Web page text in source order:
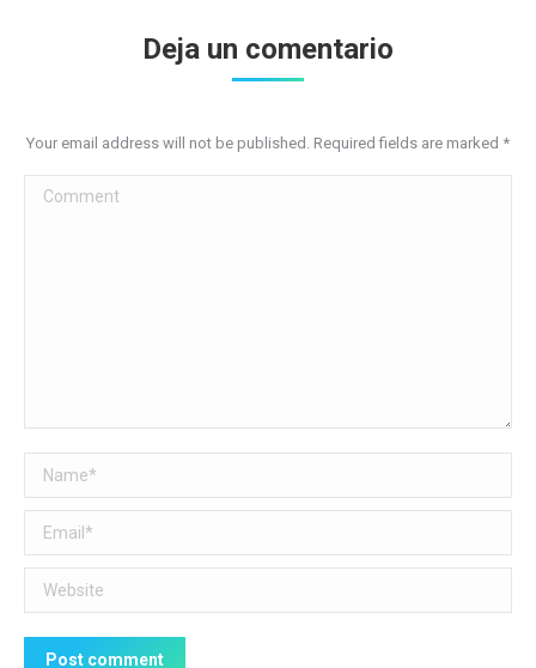
Deja un comentario
Your email address will not be published. Required fields are marked *
Comment
Name *
Email *
Website
Post comment